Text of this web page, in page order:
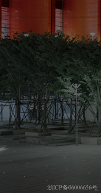
浙ICP备06006656号